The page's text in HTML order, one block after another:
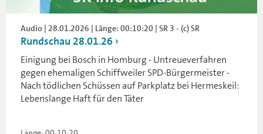
Audio | 28.01.2026 | Länge: 00:10:20 | SR 3 - (c) SR
Rundschau 28.01.26
Einigung bei Bosch in Homburg - Untreueverfahren
gegen ehemaligen Schiffweiler SPD-Bürgermeister -
Nach tödlichen Schüssen auf Parkplatz bei Hermeskeil:
Lebenslange Haft für den Täter